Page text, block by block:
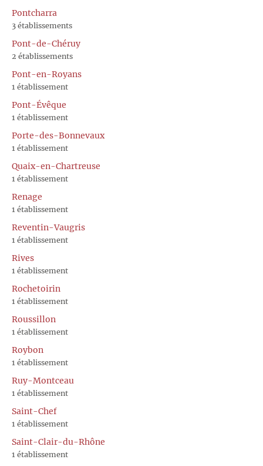
Pontcharra
3 établissements
Pont-de-Chéruy
2 établissements
Pont-en-Royans
1 établissement
Pont-Évêque
1 établissement
Porte-des-Bonnevaux
1 établissement
Quaix-en-Chartreuse
1 établissement
Renage
1 établissement
Reventin-Vaugris
1 établissement
Rives
1 établissement
Rochetoirin
1 établissement
Roussillon
1 établissement
Roybon
1 établissement
Ruy-Montceau
1 établissement
Saint-Chef
1 établissement
Saint-Clair-du-Rhône
1 établissement